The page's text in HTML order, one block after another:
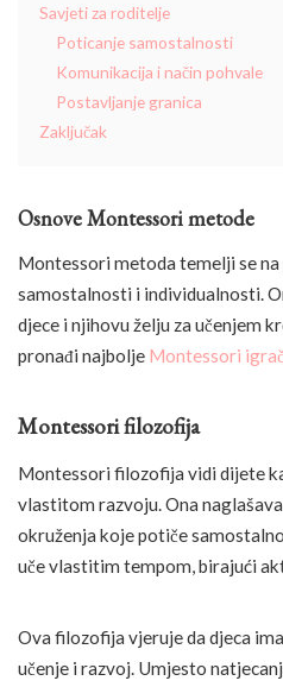
Savjeti za roditelje
Poticanje samostalnosti
Komunikacija i način pohvale
Postavljanje granica
Zaključak
Osnove Montessori metode
Montessori metoda temelji se
samostalnosti i individualnosti.
djece i njihovu želju za učenjem
pronađi najbolje Montessori
Montessori filozofija
Montessori filozofija vidi dijete
vlastitom razvoju. Ona
okruženja koje potiče
uče vlastitim tempom, birajući
Ova filozofija vjeruje da djeca
učenje i razvoj. Umjesto